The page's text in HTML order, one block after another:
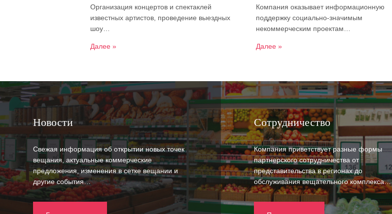
Организация концертов и спектаклей
известных артистов, проведение выездных
шоу…
Далее »
Компания оказывает информационную
поддержку социально-значимым
некоммерческим проектам…
Далее »
Новости
Свежая информация об открытии новых точек
вещания, актуальные коммерческие
предложения, изменения в сетке вещании и
другие события…
Сотрудничество
Компания приветствует разные формы
партнерского сотрудничества от
представительства в регионах до
обслуживания вещательного комплекса…